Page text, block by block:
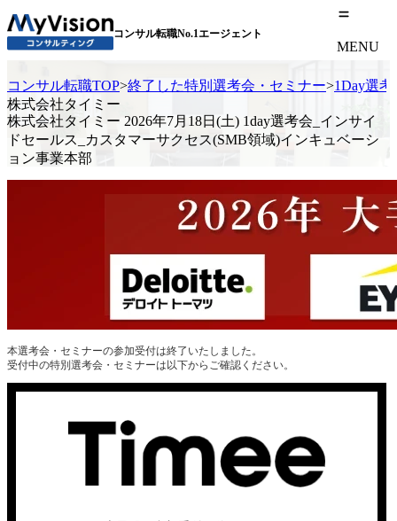
コンサル転職No.1エージェント
MENU
コンサル転職TOP>終了した特別選考会・セミナー>1Day選考
株式会社タイミー
株式会社タイミー 2026年7月18日(土) 1day選考会_インサイ
ドセールス_カスタマーサクセス(SMB領域)インキュベーシ
ョン事業本部
本選考会・セミナーの参加受付は終了いたしました。
受付中の特別選考会・セミナーは以下からご確認ください。